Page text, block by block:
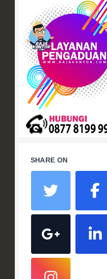
Paper Cutter
Partisi Kantor
Promo
+ Rak Serbaguna
+ Ranjang Besi
+ Sofa Kantor
+ Springbed
White Board / Papan Tulis
SHARE ON